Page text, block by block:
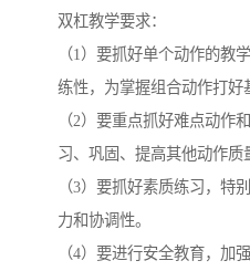
双杠教学要求：
（1）要抓好单个动作的教
练性，为掌握组合动作打好
（2）要重点抓好难点动作
习、巩固、提高其他动作质
（3）要抓好素质练习，特
力和协调性。
（4）要进行安全教育，加